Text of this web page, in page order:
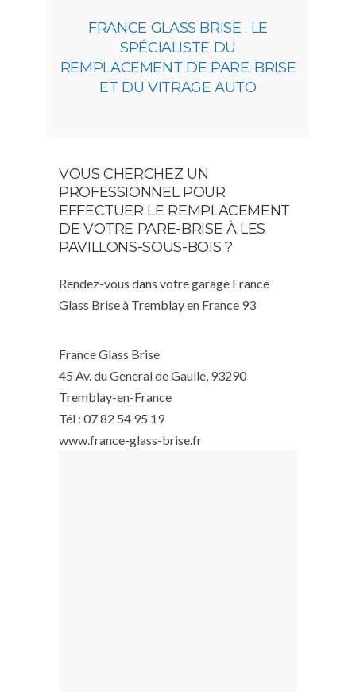
FRANCE GLASS BRISE : LE
SPÉCIALISTE DU
REMPLACEMENT DE PARE-BRISE
ET DU VITRAGE AUTO
VOUS CHERCHEZ UN
PROFESSIONNEL POUR
EFFECTUER LE REMPLACEMENT
DE VOTRE PARE-BRISE À LES
PAVILLONS-SOUS-BOIS ?
Rendez-vous dans votre garage France
Glass Brise à Tremblay en France 93
France Glass Brise
45 Av. du General de Gaulle, 93290
Tremblay-en-France
Tél : 07 82 54 95 19
www.france-glass-brise.fr